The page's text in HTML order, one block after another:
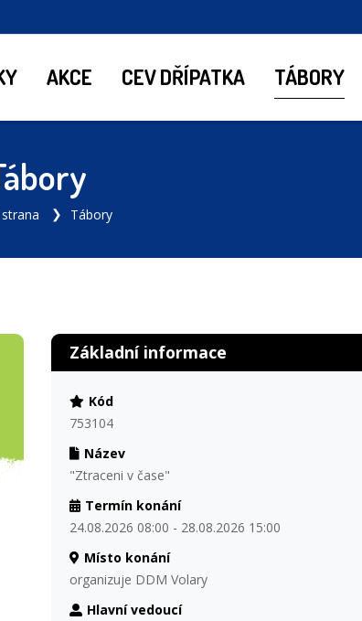
AKCE CEV DŘÍPATKA TÁBORY
Tábory
Základní informace
Kód
753104
Název
"Ztraceni v čase"
Termín konání
24.08.2026 08:00 - 28.08.2026 15:00
Místo konání
organizuje DDM Volary
Hlavní vedoucí